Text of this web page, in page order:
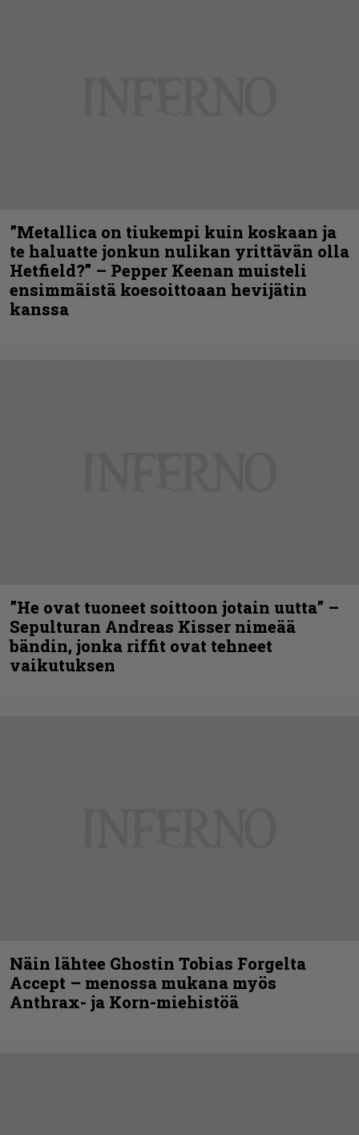
”Metallica on tiukempi kuin koskaan ja
te haluatte jonkun nulikan yrittävän olla
Hetfield?” – Pepper Keenan muisteli
ensimmäistä koesoittoaan hevijätin
kanssa
”He ovat tuoneet soittoon jotain uutta” –
Sepulturan Andreas Kisser nimeää
bändin, jonka riffit ovat tehneet
vaikutuksen
Näin lähtee Ghostin Tobias Forgelta
Accept – menossa mukana myös
Anthrax- ja Korn-miehistöä